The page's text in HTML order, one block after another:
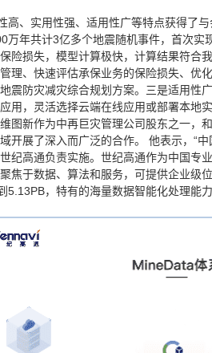
高、实用性强、适用性广等特点获得了
万年共计3亿多个地震随机事件，首次
险损失，模型计算极快，计算结果符合
理、快速评估承保业务的保险损失、优
震防灾减灾综合规划方案。三是适用性
用，灵活选择云端在线应用或部署本地
图新作为中再巨灾管理公司股东之一，
开展了深入而广泛的合作。 他表示，“
纪高通负责实施。世纪高通作为中国专
焦于数据、算法和服务，可提供企业级
5.13PB，特有的海量数据智能化处理能